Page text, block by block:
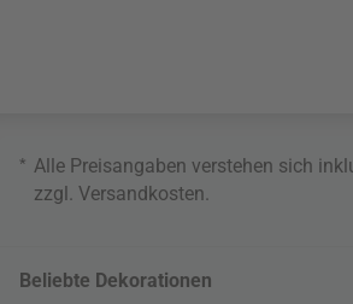
* Alle Preisangaben verstehen sich
zzgl. Versandkosten
Beliebte Dekorationen